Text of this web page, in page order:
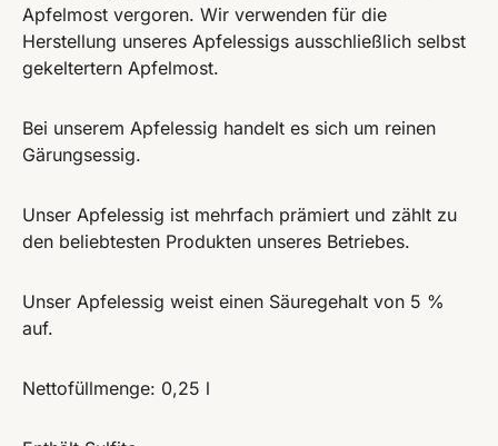
Apfelmost vergoren. Wir verwenden für die
Herstellung unseres Apfelessigs ausschließlich selbst
gekeltertern Apfelmost.
Bei unserem Apfelessig handelt es sich um reinen
Gärungsessig.
Unser Apfelessig ist mehrfach prämiert und zählt zu
den beliebtesten Produkten unseres Betriebes.
Unser Apfelessig weist einen Säuregehalt von 5 %
auf.
Nettofüllmenge: 0,25 l